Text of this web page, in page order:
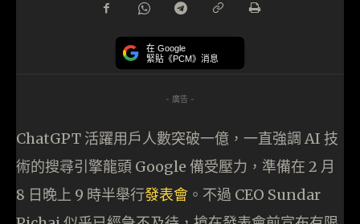
在 Google
緊貼《PCM》消息
- 廣告 -
ChatGPT 活躍用戶人數突破一億，一直強調 AI 技
術的搜尋引擎龍頭 Google 備受壓力，準備在 2 月
8 日晚上 9 時半舉行發表會 。不過 CEO Sundar